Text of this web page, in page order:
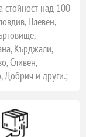
стойност над 100
Плевен,
Кърджали,
Сливен,
Добрич и други.;